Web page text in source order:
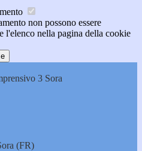
non possono essere
l'elenco nella pagina della cookie
3 Sora
(FR)